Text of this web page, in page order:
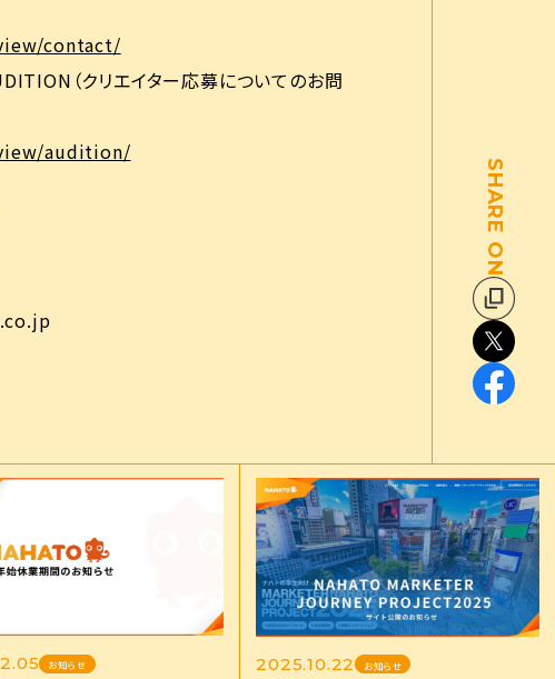
contact/
（クリエイター応募についてのお問
audition/
SHARE ON
お知らせ 2025.10.22 お知らせ